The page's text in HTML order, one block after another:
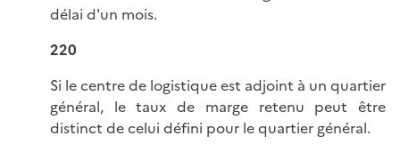
délai d'un mois.
220
Si le centre de logistique est adjoint à un quartier
général, le taux de marge retenu peut être
distinct de celui défini pour le quartier général.